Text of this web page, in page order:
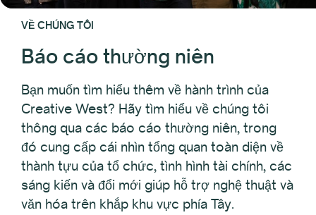
VỀ CHÚNG TÔI
Báo cáo thường niên
Bạn muốn tìm hiểu thêm về hành trình của
Creative West? Hãy tìm hiểu về chúng tôi
thông qua các báo cáo thường niên, trong
đó cung cấp cái nhìn tổng quan toàn diện về
thành tựu của tổ chức, tình hình tài chính, các
sáng kiến và đổi mới giúp hỗ trợ nghệ thuật và
văn hóa trên khắp khu vực phía Tây.